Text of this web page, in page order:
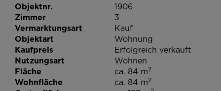
Objektnr.
1906
Zimmer
3
Vermarktungsart
Kauf
Objektart
Wohnung
Kaufpreis
Erfolgreich verkauft
Nutzungsart
Wohnen
Fläche
ca. 84 m2
Wohnfläche ca. 84 m2